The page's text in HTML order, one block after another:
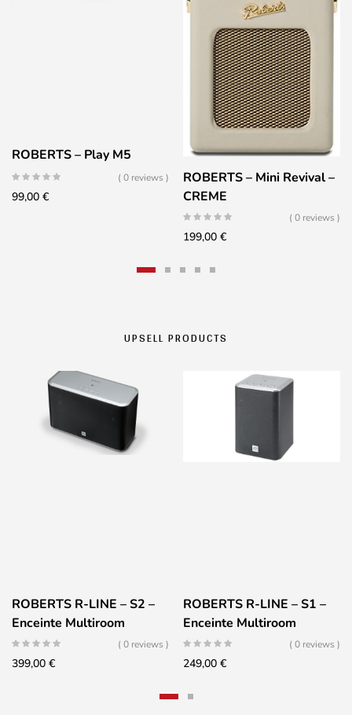
ROBERTS – Play M5
( 0 reviews )
99,00 €
ROBERTS – Mini Revival –
CREME
( 0 reviews )
199,00 €
UPSELL PRODUCTS
ROBERTS R-LINE – S2 –
Enceinte Multiroom
( 0 reviews )
399,00 €
ROBERTS R-LINE – S1 –
Enceinte Multiroom
( 0 reviews )
249,00 €